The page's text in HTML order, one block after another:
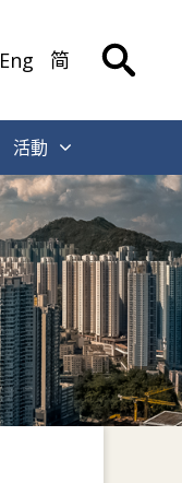
Eng 简
活動